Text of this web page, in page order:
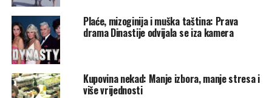
Plaće, mizoginija i muška taština: Prava
drama Dinastije odvijala se iza kamera
Kupovina nekad: Manje izbora, manje stresa i
više vrijednosti